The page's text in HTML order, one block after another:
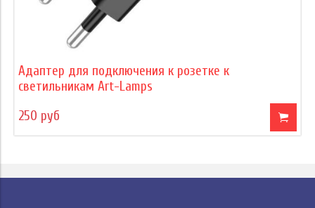
Адаптер для подключения к розетке к
светильникам Art-Lamps
250 руб